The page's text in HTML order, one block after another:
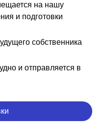
на нашу
и подготовки
собственника
и отправляется в